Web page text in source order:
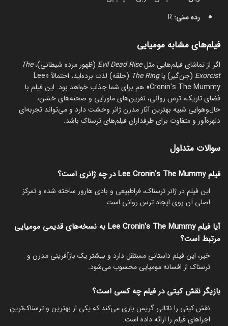
رده سنی:
فیلم‌های مشابه مومیایی
اگر از تماشای فیلم‌هایی مثلEvil Dead Rise (ظهور مرده شیطانی)،The
Exorcist (جن‌گیر) یاThe Ring
(حلقه) لذت برده‌اید، احتمالاً «Lee
Cronin's The Mummy» هم برای شما جذاب خواهد بود. این فیلم با
فضای تاریک، ترس روانی، نفرین‌های ماورایی و صحنه‌های خشن،
حال‌وهوایی شبیه بهترین آثار مدرن ژانر وحشت دارد و می‌تواند تجربه‌ای
دلهره‌آور و متفاوت برای طرفداران فیلم‌های ترسناک باشد.
سوالات متداول
فیلم Lee Cronin's The Mummy در چه ژانری است؟
این فیلم در ژانر ترسناک، فراطبیعی و بادی هارور ساخته شده و تمرکز
اصلی آن روی ایجاد ترس روانی است.
آیا فیلم Lee Cronin's The Mummy به نسخه‌های قدیمی مومیایی
مرتبط است؟
خیر، این فیلم داستانی مستقل دارد و بیشتر یک بازآفرینی مدرن و
ترسناک از افسانه مومیایی محسوب می‌شود.
بازیگر نقش کیتی در فیلم چه کسی است؟
نقش کیتی را ناتالی گریس بازی می‌کند که یکی از بهترین و ترسناک‌ترین
اجراهای فیلم را ارائه داده است.